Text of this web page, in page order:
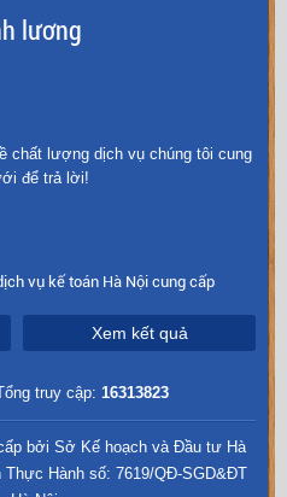
lương
chất lượng dịch vụ chúng tôi cung
để trả lời!
vụ kế toán Hà Nội cung cấp
Xem kết quả
truy cập: 16313823
bởi Sở Kế hoạch và Đầu tư Hà
Thực Hành số: 7619/QĐ-SGD&ĐT